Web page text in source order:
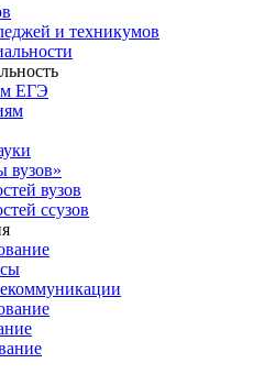
и техникумов
ЕГЭ
вузов»
вузов
ссузов